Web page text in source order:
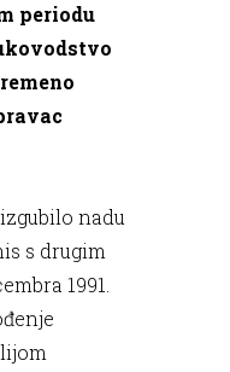
periodu
nadu
s drugim
1991.